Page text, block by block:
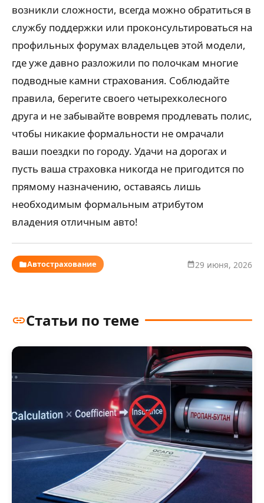
возникли сложности, всегда можно обратиться в
службу поддержки или проконсультироваться на
профильных форумах владельцев этой модели,
где уже давно разложили по полочкам многие
подводные камни страхования. Соблюдайте
правила, берегите своего четырехколесного
друга и не забывайте вовремя продлевать полис,
чтобы никакие формальности не омрачали
ваши поездки по городу. Удачи на дорогах и
пусть ваша страховка никогда не пригодится по
прямому назначению, оставаясь лишь
необходимым формальным атрибутом
владения отличным авто!
Автострахование 29 июня, 2026
Статьи по теме